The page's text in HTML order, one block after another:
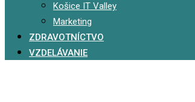
Košice IT Valley
Marketing
ZDRAVOTNÍCTVO
VZDELÁVANIE